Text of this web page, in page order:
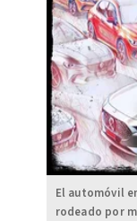
El automóvil
rodeado por